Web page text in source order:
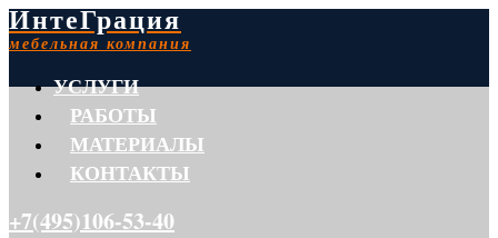
ИнтеГрация
мебельная компания
УСЛУГИ
РАБОТЫ
МАТЕРИАЛЫ
КОНТАКТЫ
+7(495)106-53-40